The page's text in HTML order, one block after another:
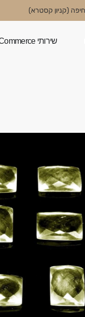
שירותי E-Commerce